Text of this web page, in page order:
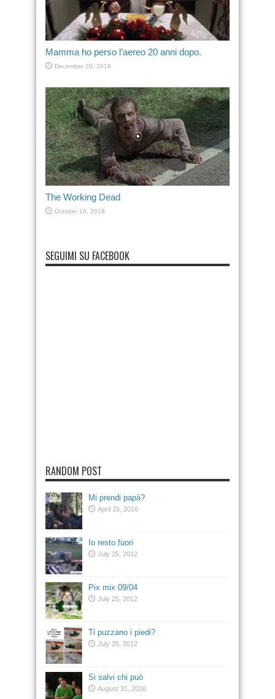
Mamma ho perso l’aereo 20 anni dopo.
December 20, 2018
The Working Dead
October 16, 2018
SEGUIMI SU FACEBOOK
RANDOM POST
Mi prendi papà?
April 15, 2016
Io resto fuori
July 25, 2012
Pix mix 09/04
July 25, 2012
Ti puzzano i piedi?
July 25, 2012
Si salvi chi può
August 31, 2016